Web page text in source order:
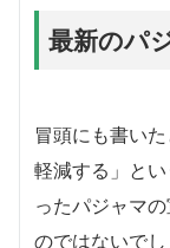
最新のパ
冒頭にも書い
軽減する」と
ったパジャマ
のではないでし